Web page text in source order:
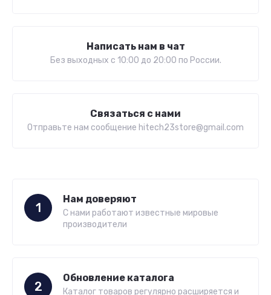
Написать нам в чат
Без выходных c 10:00 до 20:00 по России.
Связаться с нами
Отправьте нам сообщение hitech23store@gmail.com
1
Нам доверяют
С нами работают известные мировые
производители
2
Обновление каталога
Каталог товаров регулярно расширяется и